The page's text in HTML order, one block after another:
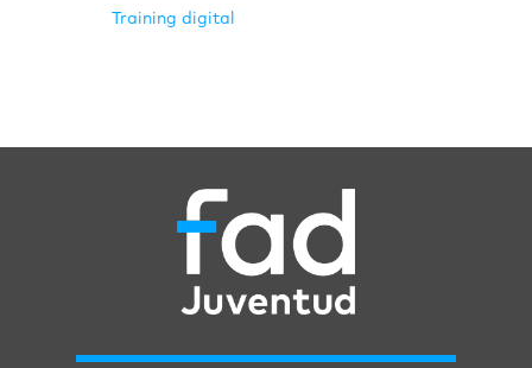
Training digital